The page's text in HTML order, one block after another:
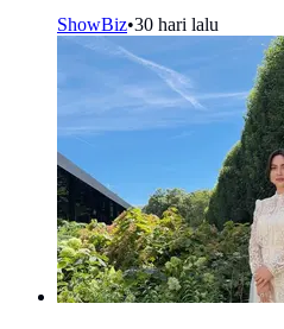
ShowBiz•30 hari lalu